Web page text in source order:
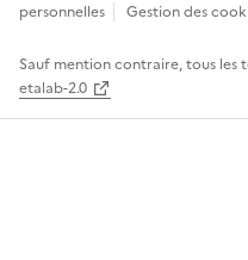
personnelles
Gestion des
Sauf mention contraire, tous les
etalab-2.0